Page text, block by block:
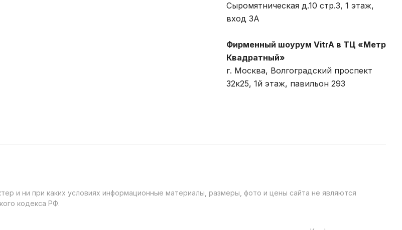
Сыромятническая д.10 стр.3, 1 этаж,
вход 3A
Фирменный шоурум VitrA в ТЦ «Метр
Квадратный»
г. Москва, Волгоградский проспект
32к25, 1й этаж, павильон 293
и ни при каких условиях информационные материалы, размеры, фото и цены сайта не являются
кодекса РФ.